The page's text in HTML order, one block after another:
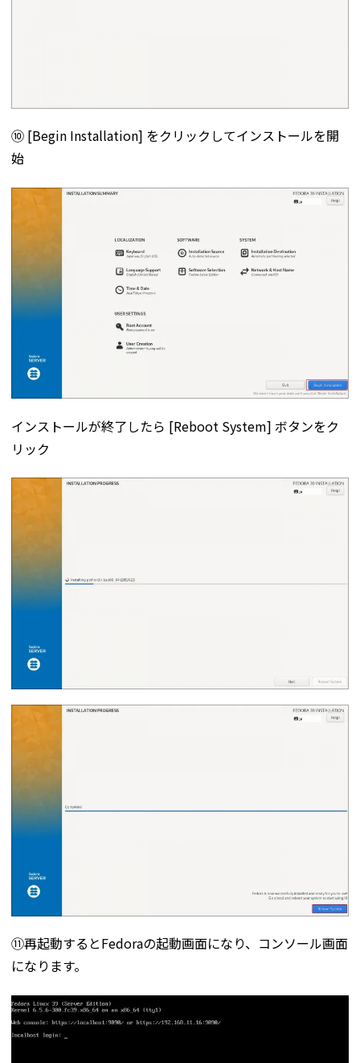
⑩ [Begin Installation] をクリックしてインストールを開
始
インストールが終了したら [Reboot System] ボタンをク
リック
⑪再起動するとFedoraの起動画面になり、コンソール画面
になります。